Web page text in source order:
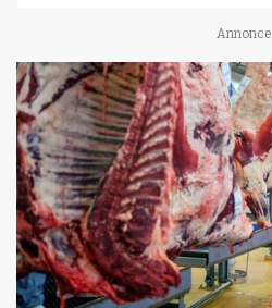
Annonce